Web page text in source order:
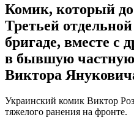
Комик, который
Третьей
бригаде, вместе с
в бывшую
Виктора
Украинский комик Виктор
тяжелого ранения на фронте.